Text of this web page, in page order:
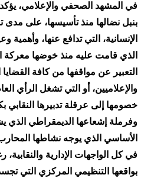
في المشهد الصحفي والإعلامي،
بنبل نضالها منذ تأسيسها، على
الإنسانية، التي تدافع عنها، وأهمية
الذي قامت عليه منذ خوضها معركة
التعبير عن مواقفها من كافة
والإعلاميين، أو التي تشغل الرأي
خصومها إلى عرقلة تدبيرها النقابي
وفرملة إشعاعها الديمقراطي الذي
الأساسي الذي يوجه نشاطها
في كل الواجهات الإدارية والنقابية،
بواقعها التنظيمي المركزي التي